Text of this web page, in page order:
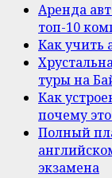
Аренда
топ-10
Как учить
туры на
Как
почему
Полный
экзамена